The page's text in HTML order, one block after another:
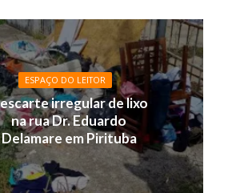
ESPAÇO DO LEITOR
irregular de lixo
na rua Dr. Eduardo
Delamare em Pirituba